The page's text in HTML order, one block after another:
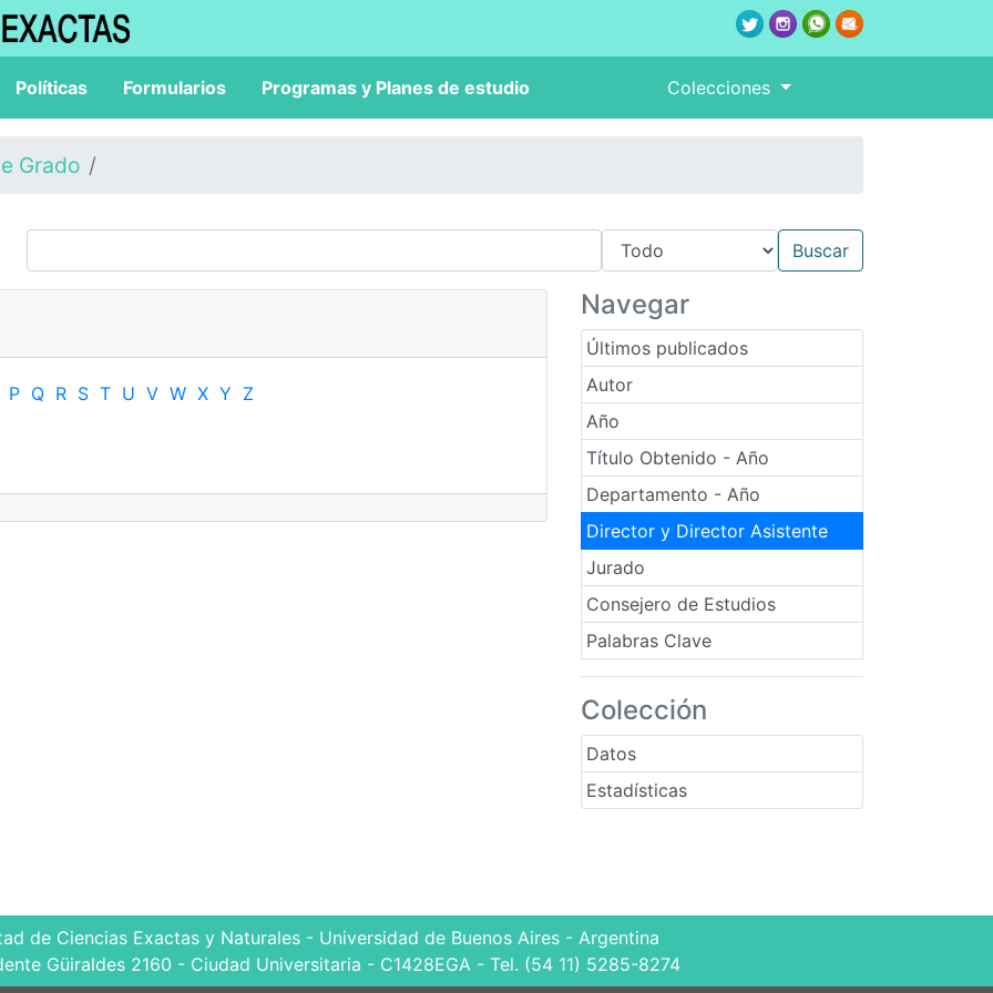
Políticas Formularios Programas y Planes de estudio Colecciones
Grado
Navegar
Últimos publicados
Autor
Año
Título Obtenido - Año
Departamento - Año
Director y Director Asistente
Jurado
Consejero de Estudios
Palabras Clave
Colección
Datos
Estadísticas
P Q R S T U V W X Y Z
de Ciencias Exactas y Naturales - Universidad de Buenos Aires - Argentina
Güiraldes 2160 - Ciudad Universitaria - C1428EGA - Tel. (54 11) 5285-8274